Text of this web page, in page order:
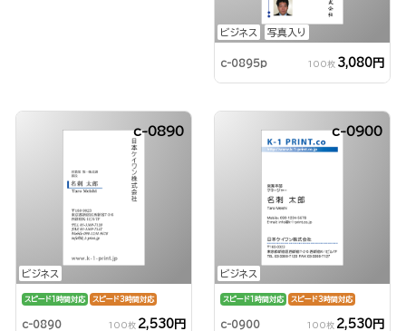
ビジネス 写真入り
c-0895p 100枚 3,080円
ビジネス
c-0890
スピード1時間対応 スピード3時間対応
c-0890 100枚 2,530円
ビジネス
c-0900
スピード1時間対応 スピード3時間対応
c-0900 100枚 2,530円